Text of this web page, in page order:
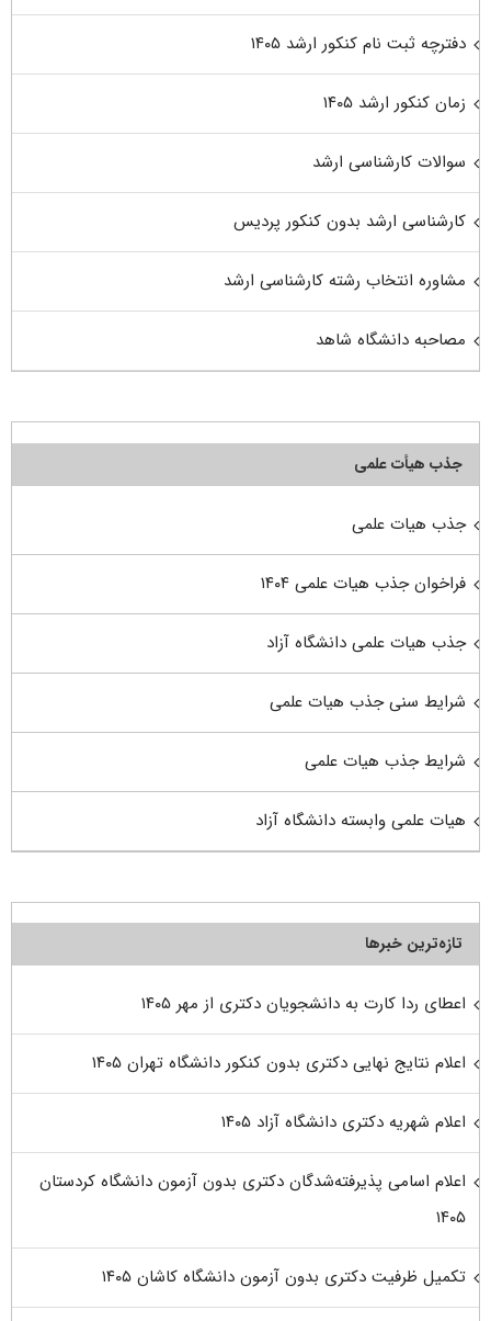
دفترچه ثبت نام کنکور ارشد ۱۴۰۵
زمان کنکور ارشد ۱۴۰۵
سوالات کارشناسی ارشد
کارشناسی ارشد بدون کنکور پردیس
مشاوره انتخاب رشته کارشناسی ارشد
مصاحبه دانشگاه شاهد
جذب هیأت علمی
جذب هیات علمی
فراخوان جذب هیات علمی ۱۴۰۴
جذب هیات علمی دانشگاه آزاد
شرایط سنی جذب هیات علمی
شرایط جذب هیات علمی
هیات علمی وابسته دانشگاه آزاد
تازه‌ترین خبرها
اعطای ردا کارت به دانشجویان دکتری از مهر ۱۴۰۵
اعلام نتایج نهایی دکتری بدون کنکور دانشگاه تهران ۱۴۰۵
اعلام شهریه دکتری دانشگاه آزاد ۱۴۰۵
اعلام اسامی پذیرفته‌شدگان دکتری بدون آزمون دانشگاه کردستان
۱۴۰۵
تکمیل ظرفیت دکتری بدون آزمون دانشگاه کاشان ۱۴۰۵